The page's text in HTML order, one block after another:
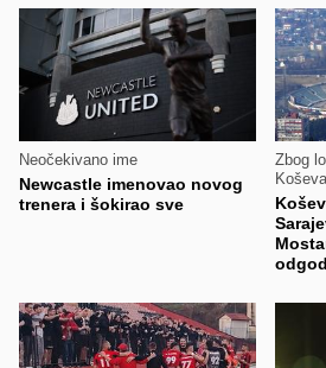
Neočekivano ime
Newcastle imenovao novog
trenera i šokirao sve
Zbog
Koševa